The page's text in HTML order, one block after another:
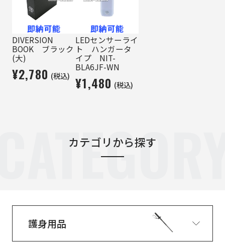
DIVERSION
BOOK ブラック
(大)
¥2,780 (税込)
LEDセンサーライ
ト ハンガータ
イプ NIT-
BLA6JF-WN
¥1,480 (税込)
カテゴリから探す
護身用品